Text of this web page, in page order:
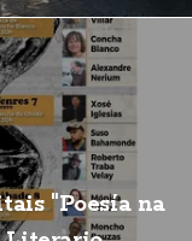
"Poesía na